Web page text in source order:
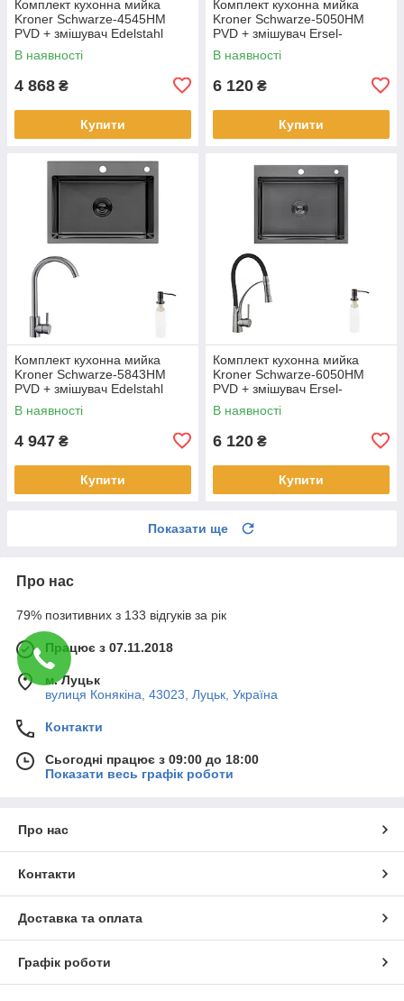
Комплект кухонна мийка
Kroner Schwarze-4545HM
PVD + змішувач Edelstahl
Klassisch-SCH035PVD +
дозатор Spender-026
В наявності
4 868 ₴
Купити
Комплект кухонна мийка
Kroner Schwarze-5050HM
PVD + змішувач Ersel-
GRP03393BLK + дозатор
Spender-026
В наявності
6 120 ₴
Купити
Комплект кухонна мийка
Kroner Schwarze-5843HM
PVD + змішувач Edelstahl
Klassisch-SCH035PVD +
дозатор Spender-026
В наявності
4 947 ₴
Купити
Комплект кухонна мийка
Kroner Schwarze-6050HM
PVD + змішувач Ersel-
GRP03393BLK + дозатор
Spender-026
В наявності
6 120 ₴
Купити
Показати ще
Про нас
79% позитивних з 133 відгуків за рік
Працює з 07.11.2018
м. Луцьк
вулиця Конякіна, 43023, Луцьк, Україна
Контакти
Сьогодні працює з 09:00 до 18:00
Показати весь графік роботи
Про нас
Контакти
Доставка та оплата
Графік роботи